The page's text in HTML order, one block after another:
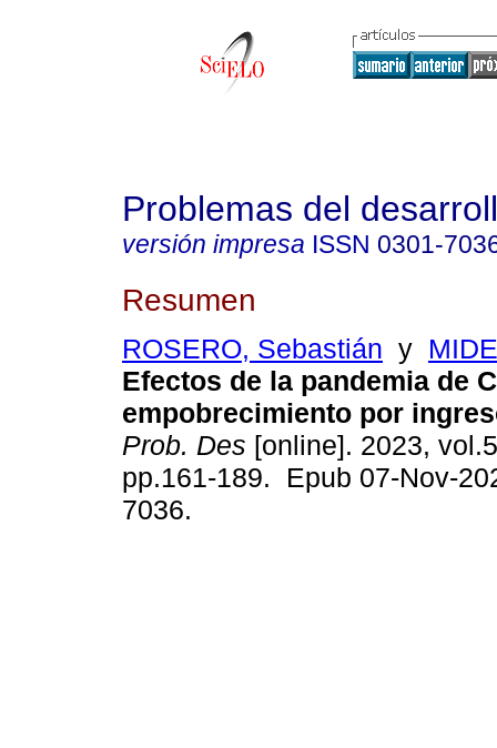
Problemas del
versión impresa ISSN 0301-
Resumen
ROSERO, Sebastián y
Efectos de la pandemia de
empobrecimiento por
Prob. Des [online]. 2023,
pp.161-189. Epub 07-Nov-
7036.